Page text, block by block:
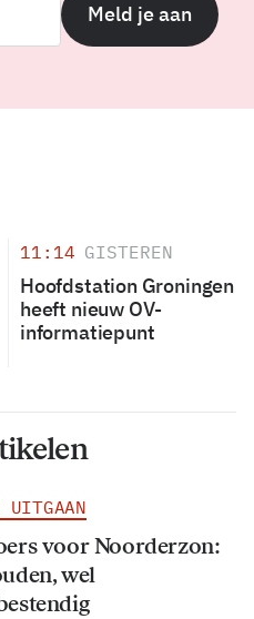
Meld je aan
11:14 GISTEREN
Hoofdstation Groningen
heeft nieuw OV-
informatiepunt
UITGAAN
voor Noorderzon:
wel